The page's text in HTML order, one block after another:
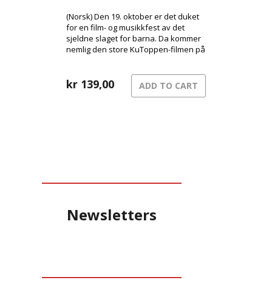
(Norsk) Den 19. oktober er det duket
for en film- og musikkfest av det
sjeldne slaget for barna. Da kommer
nemlig den store KuToppen-filmen på
bråte kjente artister!
kr 139,00 ADD TO CART
Newsletters